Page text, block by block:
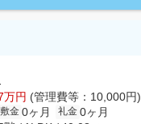
万円 (管理費等：10,000円)
敷金 0ヶ月 礼金 0ヶ月